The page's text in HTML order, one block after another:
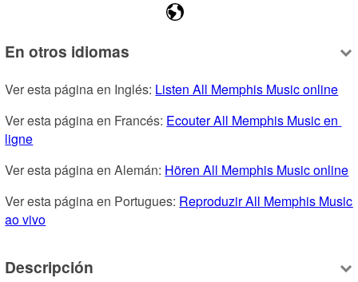
En otros idiomas
Ver esta página en Inglés: Listen All Memphis Music online
Ver esta página en Francés: Ecouter All Memphis Music en
ligne
Ver esta página en Alemán: Hören All Memphis Music online
Ver esta página en Portugues: Reproduzir All Memphis Music
ao vivo
Descripción